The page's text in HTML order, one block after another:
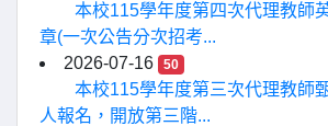
本校115學年度第四次代理教師
章(一次公告分次招考...
2026-07-16
50
本校115學年度第三次代理教師
人報名，開放第三階...